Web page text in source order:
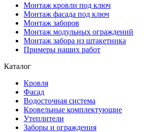
Монтаж кровли под ключ
Монтаж фасада под ключ
Монтаж заборов
Монтаж модульных ограждений
Монтаж забора из штакетника
Примеры наших работ
Каталог
Кровля
Фасад
Водосточная система
Кровельные комплектующие
Утеплители
Заборы и ограждения